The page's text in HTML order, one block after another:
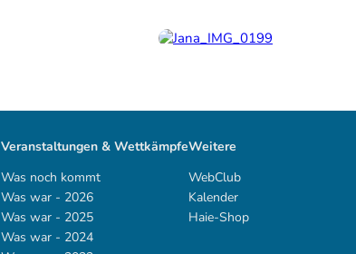
Veranstaltungen & Wettkämpfe
Was noch kommt
Was war - 2026
Was war - 2025
Was war - 2024
Weitere
WebClub
Kalender
Haie-Shop